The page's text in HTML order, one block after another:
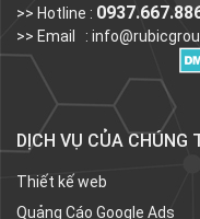
>> Hotline :
>> Email :
DỊCH VỤ CỦA CHÚNG
Thiết kế web
Quảng Cáo Google Ads